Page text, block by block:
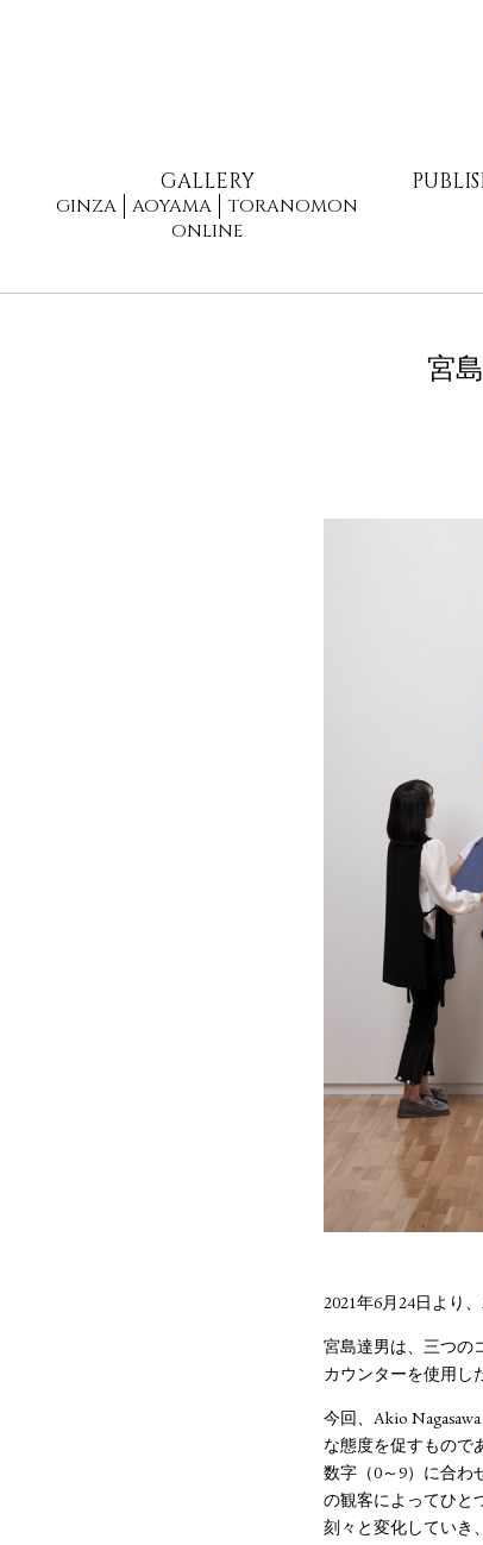
GALLERY
GINZA AOYAMA
TORANOMON
ONLINE
宮
2021年6月24日より
宮島達男は、三つの
カウンターを使用し
今回、Akio
な態度を促すもので
数字（0～9）に合わ
の観客によってひと
刻々と変化していき